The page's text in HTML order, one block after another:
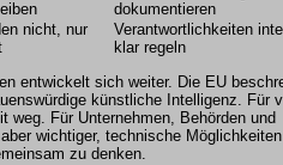
dokumentieren
nicht, nur
Verantwortlichkeiten
klar regeln
entwickelt sich weiter. Die EU
künstliche Intelligenz. Für
Für Unternehmen, Behörden und
wichtiger, technische
zu denken.